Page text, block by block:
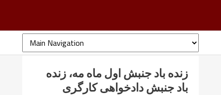
زنده باد جنبش اول ماه مه، زنده
باد جنبش دادخواهی کارگری